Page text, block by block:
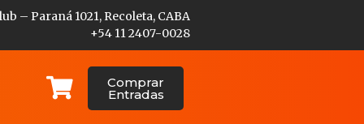
– Paraná 1021, Recoleta, CABA
+54 11 2407-0028
Comprar
Entradas